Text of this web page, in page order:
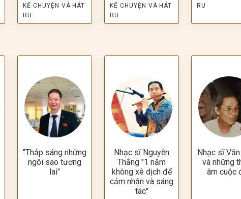
KỂ CHUYỆN VÀ HÁT
RU
KỂ CHUYỆN VÀ HÁT
RU
RU
"Thắp sáng những
ngôi sao tương
lai"
Nhạc sĩ Nguyễn
Thắng "1 năm
không xê dịch để
cảm nhận và sáng
tác"
Nhạc sĩ
và những
âm cuộc